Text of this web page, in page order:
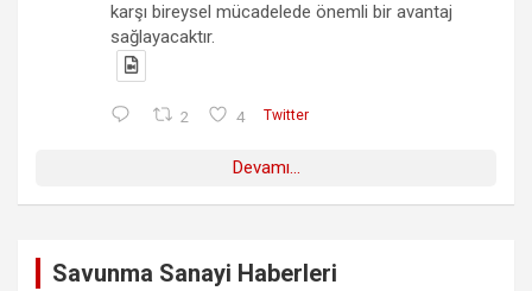
karşı bireysel mücadelede önemli bir avantaj
sağlayacaktır.
2 4 Twitter
Devamı...
Savunma Sanayi Haberleri